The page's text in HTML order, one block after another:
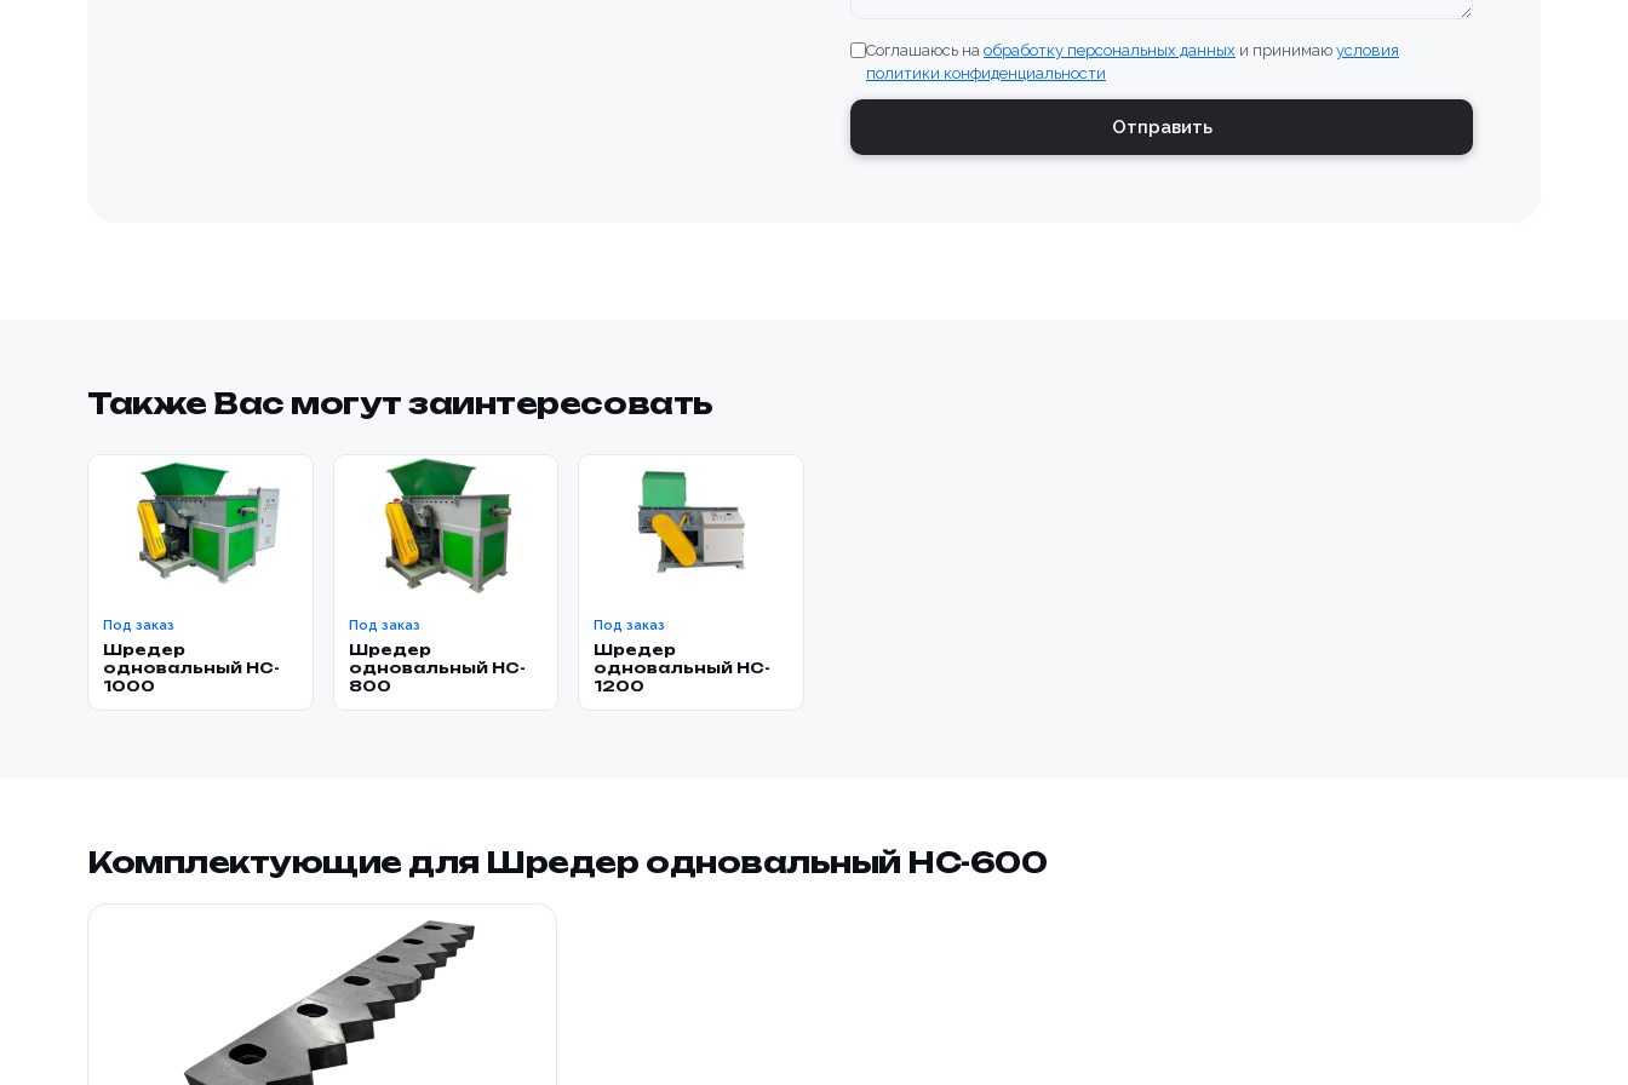
Соглашаюсь на обработку персональных данных и принимаю условия
политики конфиденциальности
Отправить
Также Вас могут заинтересовать
Под заказ
Шредер
одновальный HC-
1000
Под заказ
Шредер
одновальный HC-
800
Под заказ
Шредер
одновальный HC-
1200
Комплектующие для Шредер одновальный HC-600